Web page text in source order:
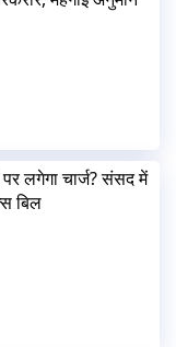
लगेगा चार्ज? संसद में
बिल